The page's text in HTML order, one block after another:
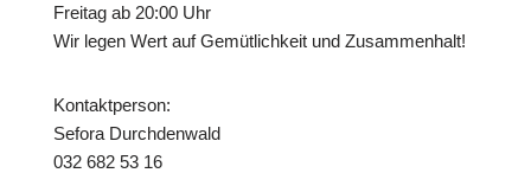
Freitag ab 20:00 Uhr
Wir legen Wert auf Gemütlichkeit und Zusammenhalt!
Kontaktperson:
Sefora Durchdenwald
032 682 53 16